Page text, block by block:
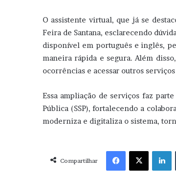
O assistente virtual, que já se
Feira de Santana, esclarecendo
disponível em português e inglês,
maneira rápida e segura. Além
ocorrências e acessar outros
Essa ampliação de serviços faz
Pública (SSP), fortalecendo a
moderniza e digitaliza o sistema,
Compartilhar
Facebook X Linkedin